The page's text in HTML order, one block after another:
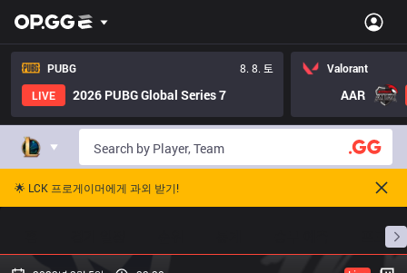
PUBG
8. 8. 토
LIVE
2026 PUBG Global Series 7
Valorant
AAR
🌟 LCK 프로게이머에게 과외 받기!
프로빌